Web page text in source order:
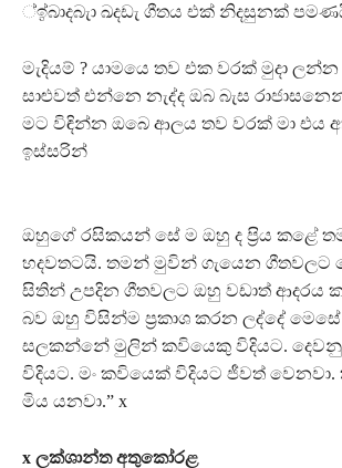
්ඉ්බාදබැා ඛදඩැ ගීතය එක් නිදසුනක්
මැදියම් ? යාමයෙ තව එක වරක් මුදා ලන්න
සාළුවත් එන්නෙ නැද්ද ඔබ බැස
මට විඳින්න ඔබෙ ආලය තව වරක් මා එය
ඉස්සරින්
ඔහුගේ රසිකයන් සේ ම ඔහු ද ප‍්‍රිය කළේ
හදවතටයි. තමන් මුවින් ගැයෙන
සිතින් උපදින ගීතවලට ඔහු වඩාත් ආදරය
බව ඔහු විසින්ම ප‍්‍රකාශ කරන ලද්දේ මෙසේ
සලකන්නේ මුලින් කවියෙකු විදියට.
විදියට. මං කවියෙක් විදියට ජීවත්
මිය යනවා.” x
x ලක්ශාන්ත අතුකෝරළ